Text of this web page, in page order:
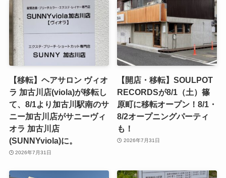
【移転】ヘアサロン ヴィオ
ラ 加古川店(viola)が移転し
て、8/1より加古川駅南のサ
ニー加古川店がサニーヴィ
オラ 加古川店
(SUNNYviola)に。
2026年7月31日
【開店・移転】SOULPOT
RECORDSが8/1（土）篠
原町に移転オープン！8/1・
8/2オープニングパーティ
も！
2026年7月31日